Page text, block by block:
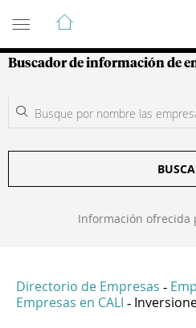
Guía de Empresas
Buscador de información de
Información ofrecida
Directorio de Empresas -
Empresas en CALI -